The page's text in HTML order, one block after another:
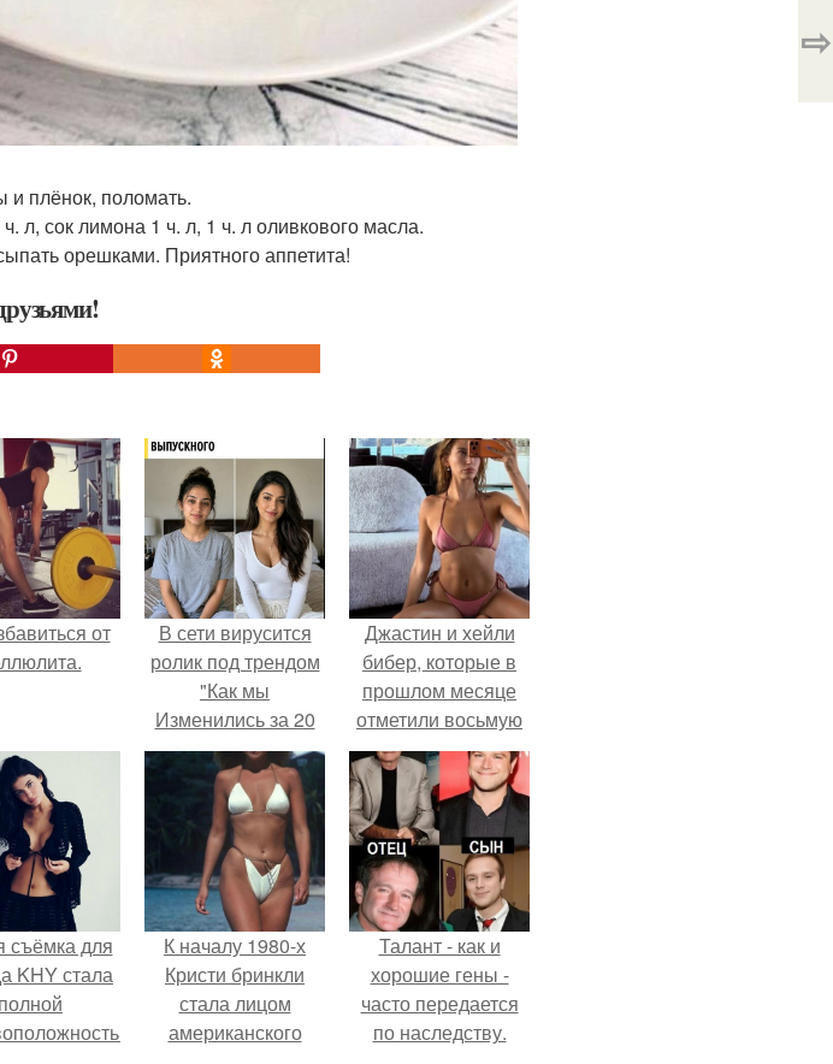
и плёнок, поломать.
л, сок лимона 1 ч. л, 1 ч. л оливкового масла.
орешками. Приятного аппетита!
⇨
от
В сети вирусится
ролик под трендом
"Как мы
Изменились за 20
лет".
Джастин и хейли
бибер, которые в
прошлом месяце
отметили восьмую
годовщину
помолвки, показали
новые фото с
совместного
отдыха.
съёмка для
KHY стала
полной
К началу 1980-х
Кристи бринкли
стала лицом
американского
Талант - как и
хорошие гены -
часто передается
по наследству.